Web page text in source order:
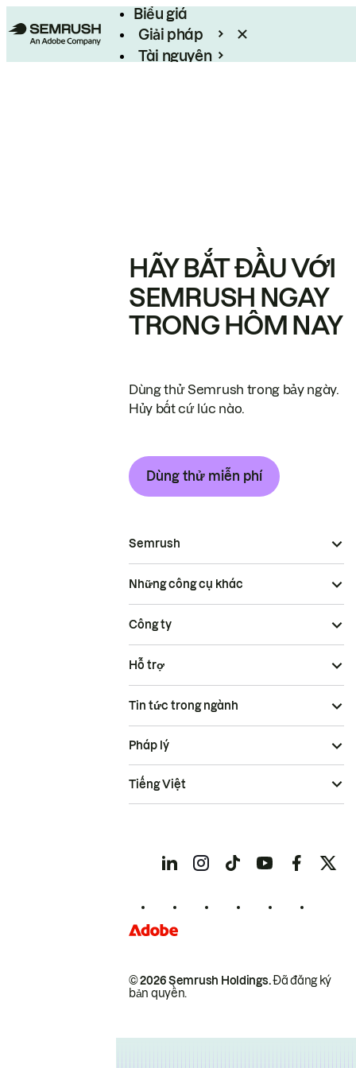
Biểu giá
Giải pháp
Tài nguyên
HÃY BẮT ĐẦU VỚI
SEMRUSH NGAY
TRONG HÔM NAY
Dùng thử Semrush trong bảy ngày.
Hủy bất cứ lúc nào.
Dùng thử miễn phí
Semrush
Những công cụ khác
Công ty
Hỗ trợ
Tin tức trong ngành
© 2026 Semrush Holdings.Đã đăng ký
bản quyền.
Pháp lý
Tiếng Việt